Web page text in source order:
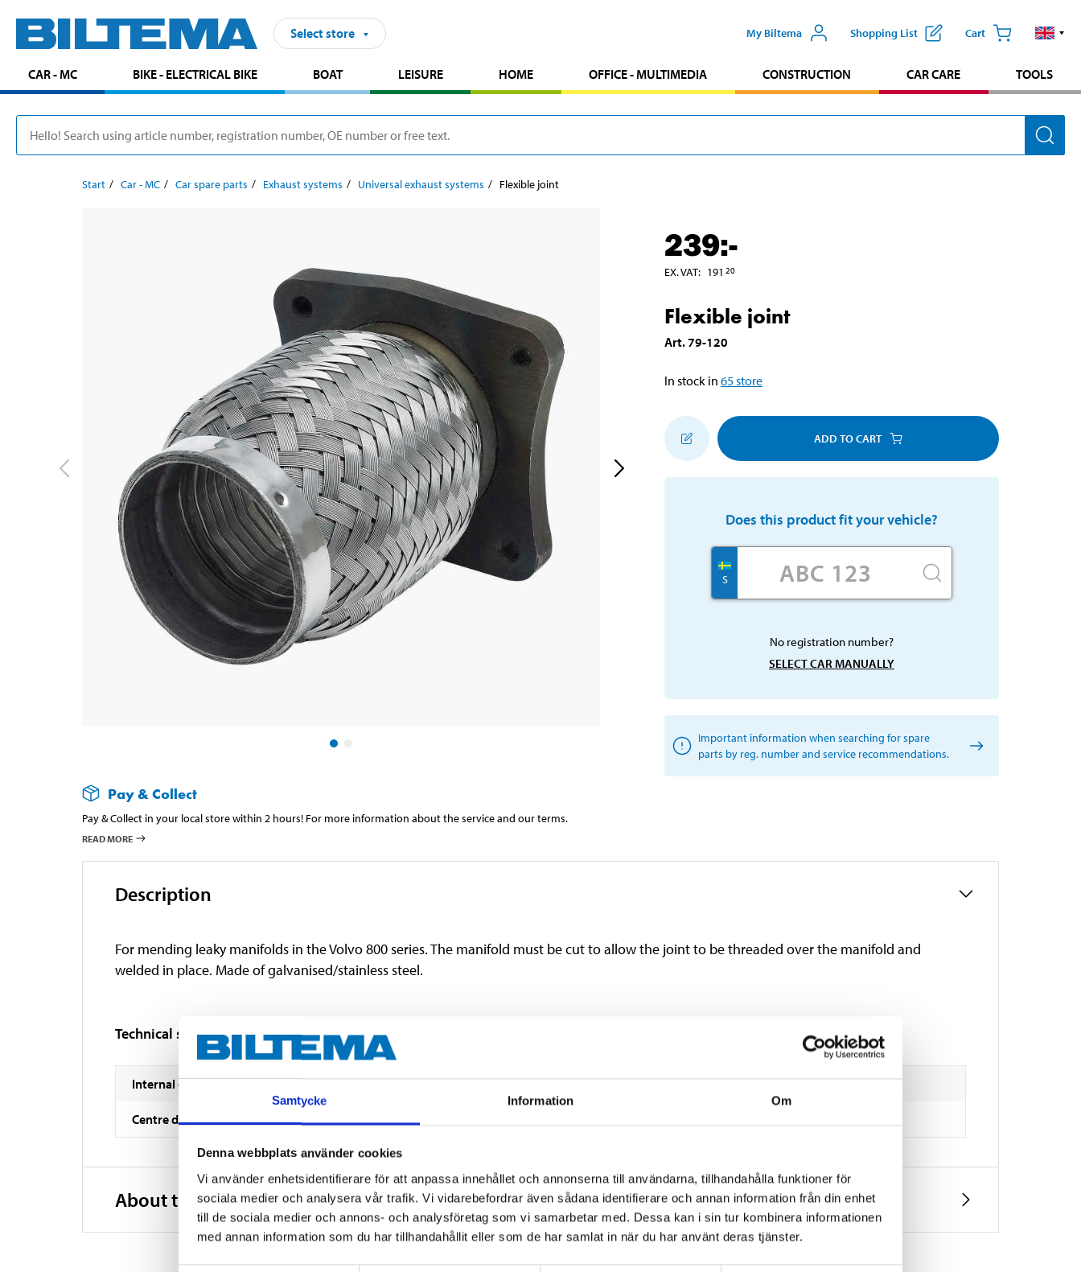
Samtycke Information Om
Denna webbplats använder cookies
Vi använder enhetsidentifierare för att anpassa innehållet och annonserna till användarna, tillhandahålla funktioner för
sociala medier och analysera vår trafik. Vi vidarebefordrar även sådana identifierare och annan information från din enhet
till de sociala medier och annons- och analysföretag som vi samarbetar med. Dessa kan i sin tur kombinera informationen
med annan information som du har tillhandahållit eller som de har samlat in när du har använt deras tjänster.
Select store My Biltema Shopping List Cart
CAR - MC BIKE - ELECTRICAL BIKE BOAT LEISURE HOME OFFICE - MULTIMEDIA CONSTRUCTION CAR CARE TOOLS
Start Car - MC Car spare parts Exhaust systems Universal exhaust systems Flexible joint
Pay & Collect
Pay & Collect in your local store within 2 hours! For more information about the service and our terms.
READ MORE
239:-
EX. VAT: 191 20
Flexible joint
Art.79-120
In stock in 65store
ADD TO CART
Does this product fit your vehicle?
S
No registration number?
SELECT CAR MANUALLY
Important information when searching for spare
parts by reg. number and service recommendations.
Description
For mending leaky manifolds in the Volvo 800 series. The manifold must be cut to allow the joint to be threaded over the manifold and
welded in place. Made of galvanised/stainless steel.
Technical specifications
Internal diameter 60,5 mm
Centre distance
About the manufacturer